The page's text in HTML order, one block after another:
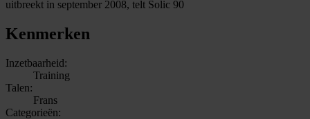
uitbreekt in september 2008, telt Solic 90
Kenmerken
Inzetbaarheid:
Training
Talen:
Frans
Categorieën: